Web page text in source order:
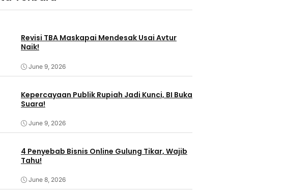
Revisi TBA Maskapai Mendesak Usai Avtur
Naik!
June 9, 2026
Kepercayaan Publik Rupiah Jadi Kunci, BI Buka
Suara!
June 9, 2026
4 Penyebab Bisnis Online Gulung Tikar, Wajib
Tahu!
June 8, 2026